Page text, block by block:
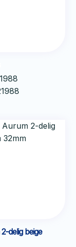
delig beige